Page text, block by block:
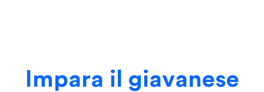
Impara il giavanese